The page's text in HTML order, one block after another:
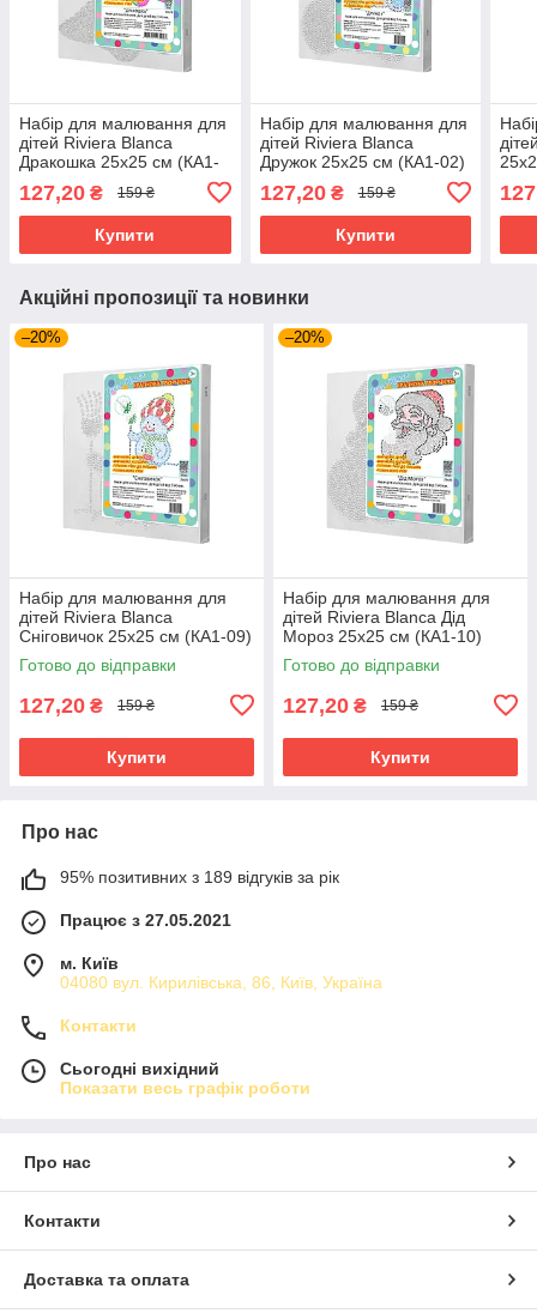
Набір для малювання для
дітей Riviera Blanca
Дракошка 25x25 см (КА1-
127,20 ₴ 159 ₴
Купити
Набір для малювання для
дітей Riviera Blanca
Дружок 25x25 см (КА1-02)
127,20₴ 159 ₴
Купити
Акційні пропозиції та новинки
–20%
Набір для малювання для
дітей Riviera Blanca
Сніговичок 25x25 см (КА1-09)
Готово до відправки
127,20 ₴ 159 ₴
Купити
–20%
Набір для малювання для
дітей Riviera Blanca Дід
Мороз 25x25 см (КА1-10)
Готово до відправки
127,20 ₴ 159 ₴
Купити
Про нас
95% позитивних з 189 відгуків за рік
Працює з 27.05.2021
м. Київ
04080 вул. Кирилівська, 86, Київ, Україна
Контакти
Сьогодні вихідний
Показати весь графік роботи
Про нас
Контакти
Доставка та оплата